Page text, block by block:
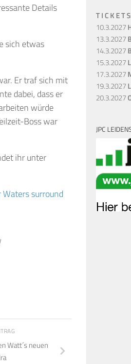
Details
sich etwas
Er traf sich mit
dabei, dass er
würde
Boss war
ihr unter
Waters surround
Watt´s neuen
T I C K E T
10.3.2027
13.3.2027
14.3.2027
15.3.2027
17.3.2027
19.3.2027
20.3.2027
JPC